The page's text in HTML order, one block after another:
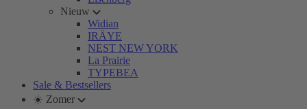
Nieuw
Widian
IRÄYE
NEST NEW YORK
La Prairie
TYPEBEA
Sale & Bestsellers
☀️ Zomer